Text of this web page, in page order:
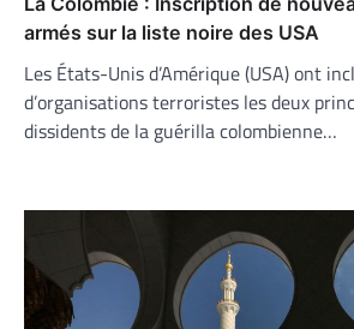
armés sur la liste noire des USA
Les États-Unis d’Amérique (USA) ont
d’organisations terroristes les deux
dissidents de la guérilla colombienne…